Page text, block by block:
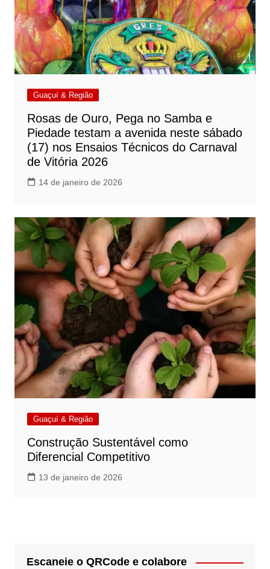
Guaçuí & Região
Rosas de Ouro, Pega no Samba e
Piedade testam a avenida neste sábado
(17) nos Ensaios Técnicos do Carnaval
de Vitória 2026
14 de janeiro de 2026
Guaçuí & Região
Construção Sustentável como
Diferencial Competitivo
13 de janeiro de 2026
Escaneie o QRCode e colabore